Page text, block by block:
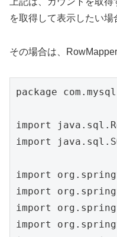
を取得して表示したい場
その場合は、
package
import
import
import
import
import
import